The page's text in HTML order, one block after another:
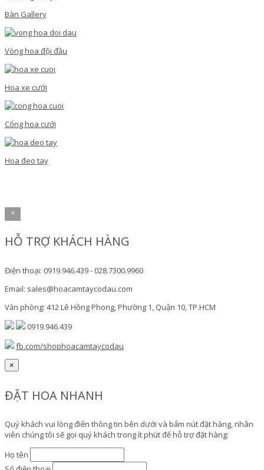
Bàn Gallery
Vòng hoa đội đầu
Hoa xe cưới
Cổng hoa cưới
Hoa đeo tay
×
HỖ TRỢ KHÁCH HÀNG
Điện thoại: 0919.946.439 - 028.7300.9960
Email: sales@hoacamtaycodau.com
Văn phòng: 412 Lê Hồng Phong, Phường 1, Quận 10, TP.HCM
0919.946.439
fb.com/shophoacamtaycodau
×
ĐẶT HOA NHANH
Quý khách vui lòng điền thông tin bên dưới và bấm nút đặt hàng, nhân
viên chúng tôi sẽ gọi quý khách trong ít phút để hỗ trợ đặt hàng:
Họ tên